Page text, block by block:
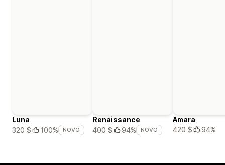
Luna
320 $
100% NOVO
Renaissance
400 $
94% NOVO
Amara
420 $
94%